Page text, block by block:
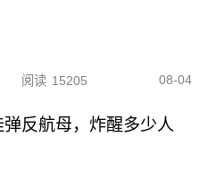
阅读 15205 08-04
弹反航母，炸醒多少人